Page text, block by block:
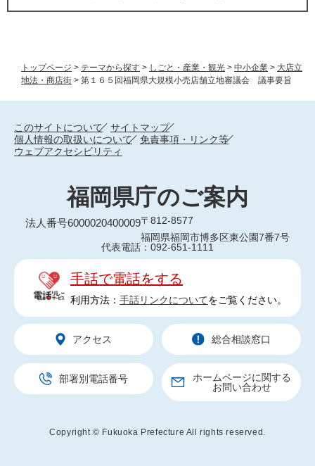
トップページ > テーマから探す > しごと・産業・観光 > 中小企業 > 大店立
地法・商店街 > 第１６５回福岡県大規模小売店舗立地審議会 議事要旨
このサイトについて
サイトマップ
個人情報の取扱いについて
免責事項・リンク等
ウェブアクセシビリティ
福岡県庁のご案内
法人番号6000020400009〒812-8577
福岡県福岡市博多区東公園7番7号
代表電話：092-651-1111
手話で電話をする
利用方法： 手話リンクについてをご覧ください。
アクセス 総合相談窓口
部署別電話番号
ホームページに関する
お問い合わせ
Copyright © Fukuoka Prefecture All rights reserved.